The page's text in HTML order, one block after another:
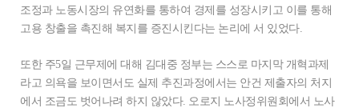
조정과 노동시장의 유연화를 통하여 경제를 성장시키고 이를 통해
고용 창출을 촉진해 복지를 증진시킨다는 논리에 서 있었다.
또한 주5일 근무제에 대해 김대중 정부는 스스로 마지막 개혁과제
라고 의욕을 보이면서도 실제 추진과정에서는 안건 제출자의 처지
에서 조금도 벗어나려 하지 않았다. 오로지 노사정위원회에서 노사